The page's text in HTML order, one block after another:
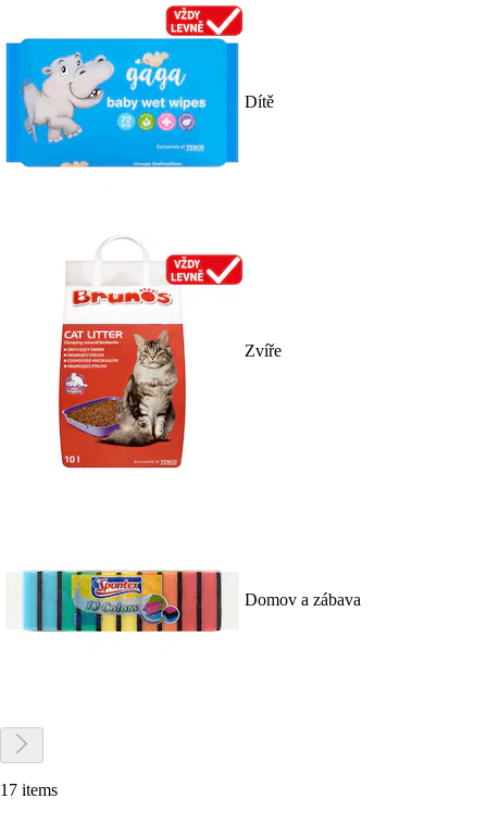
Dítě
Zvíře
Domov a zábava
17 items